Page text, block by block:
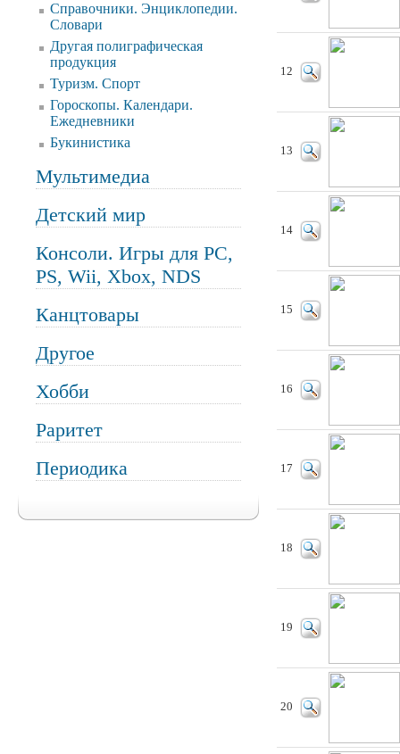
Справочники. Энциклопедии.
Словари
Другая полиграфическая
продукция
Туризм. Спорт
Гороскопы. Календари.
Ежедневники
Букинистика
Мультимедиа
Детский мир
Консоли. Игры для PC,
PS, Wii, Xbox, NDS
Канцтовары
Другое
Хобби
Раритет
Периодика
12
13
14
15
16
17
18
19
20